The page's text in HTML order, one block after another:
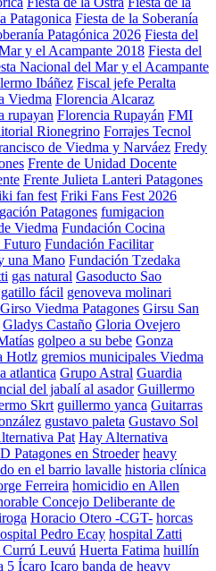
Patagonica Fiesta de la Soberanía
Patagónica 2026 Fiesta del
y el Acampante 2018 Fiesta del
Nacional del Mar y el Acampante
Ibáñez Fiscal jefe Peralta
Viedma Florencia Alcaraz
rupayan Florencia Rupayán FMI
Rionegrino Forrajes Tecnol
de Viedma y Narváez Fredy
Frente de Unidad Docente
Frente Julieta Lanteri Patagones
fan fest Friki Fans Fest 2026
Patagones fumigacion
Viedma Fundación Cocina
Futuro Fundación Facilitar
una Mano Fundación Tzedaka
gas natural Gasoducto Sao
gatillo fácil genoveva molinari
Girso Viedma Patagones Girsu San
Gladys Castaño Gloria Ovejero
golpeo a su bebe Gonza
Hotlz gremios municipales Viedma
atlantica Grupo Astral Guardia
del jabalí al asador Guillermo
Skrt guillermo yanca Guitarras
gustavo paleta Gustavo Sol
Pat Hay Alternativa
Patagones en Stroeder heavy
en el barrio lavalle historia clínica
Ferreira homicidio en Allen
Concejo Deliberante de
Horacio Otero -CGT- horcas
Pedro Ecay hospital Zatti
Leuvú Huerta Fatima huillín
5 Ícaro Icaro banda de heavy